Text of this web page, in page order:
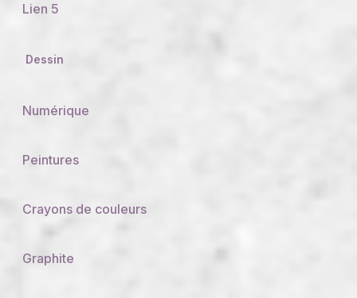
Lien 5
Dessin
Numérique
Peintures
Crayons de couleurs
Graphite